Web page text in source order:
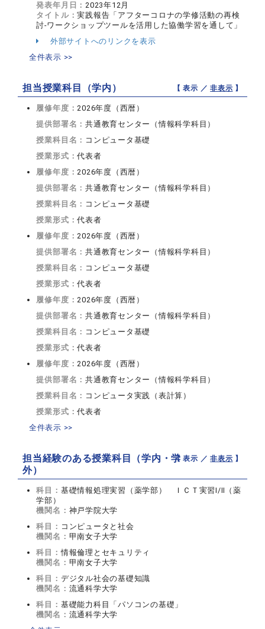
発表年月日：2023年12月
タイトル：実践報告「アフターコロナの学修活動の再検
討-ワークショップツールを活用した協働学習を通して」
外部サイトへのリンクを表示
全件表示 >>
担当授業科目（学内） 【 表示 ／非表示 】
履修年度：2026年度（西暦）
提供部署名：共通教育センター（情報科学科目）
授業科目名： コンピュータ基礎
授業形式：代表者
履修年度：2026年度（西暦）
提供部署名：共通教育センター（情報科学科目）
授業科目名： コンピュータ基礎
授業形式：代表者
履修年度：2026年度（西暦）
提供部署名：共通教育センター（情報科学科目）
授業科目名： コンピュータ基礎
授業形式：代表者
履修年度：2026年度（西暦）
提供部署名：共通教育センター（情報科学科目）
授業科目名： コンピュータ基礎
授業形式：代表者
履修年度：2026年度（西暦）
提供部署名：共通教育センター（情報科学科目）
授業科目名： コンピュータ実践（表計算）
授業形式：代表者
全件表示 >>
担当経験のある授業科目（学内・学
外）
【 表示 ／非表示 】
科目： 基礎情報処理実習（薬学部） ＩＣＴ実習Ⅰ/Ⅱ（薬
学部）
機関名： 神戸学院大学
科目： コンピュータと社会
機関名： 甲南女子大学
科目：情報倫理とセキュリティ
機関名： 甲南女子大学
科目： デジタル社会の基礎知識
機関名： 流通科学大学
科目： 基礎能力科目「パソコンの基礎」
機関名： 流通科学大学